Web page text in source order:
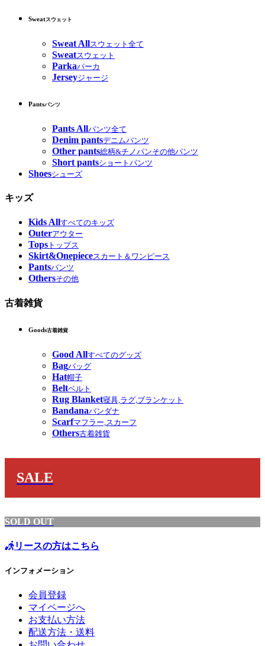
Sweatスウェット
Sweat Allスウェット全て
Sweatスウェット
Parkaパーカ
Jerseyジャージ
Pantsパンツ
Pants Allパンツ全て
Denim pantsデニムパンツ
Other pants総柄&チノパンその他パンツ
Short pantsショートパンツ
Shoesシューズ
キッズ
Kids Allすべてのキッズ
Outerアウター
Tops トップス
Skirt&Onepieceスカート＆ワンピース
Pantsパンツ
Othersその他
古着雑貨
Goods古着雑貨
Good Allすべてのグッズ
Bagバッグ
Hat帽子
Beltベルト
Rug Blanket寝具,ラグ,ブランケット
Bandanaバンダナ
Scarfマフラー,スカーフ
Others古着雑貨
SALE
SOLD OUT
リースの方はこちら
インフォメーション
会員登録
マイページへ
お支払い方法
配送方法・送料